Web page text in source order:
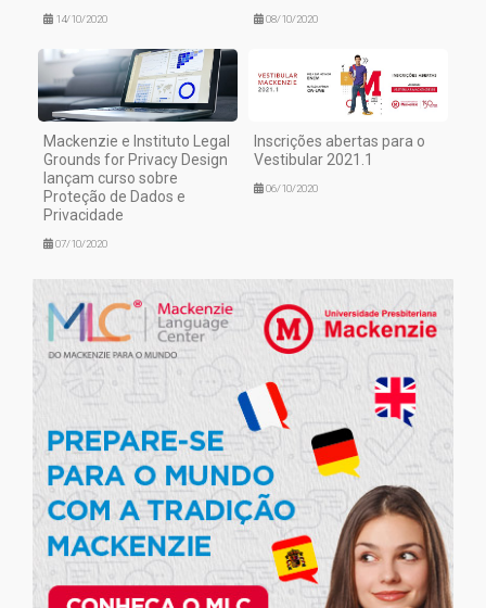
14/10/2020 08/10/2020
Mackenzie e Instituto Legal
Grounds for Privacy Design
lançam curso sobre
Proteção de Dados e
Privacidade
07/10/2020
Inscrições abertas para o
Vestibular 2021.1
06/10/2020